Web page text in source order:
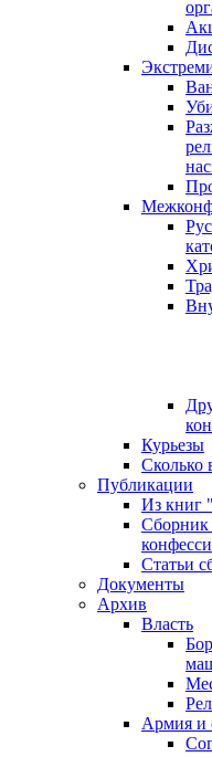
Курьезы
Сколько
Публикации
Из книг
Сборник
Статьи
Документы
Архив
Власть
Армия и